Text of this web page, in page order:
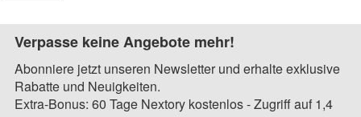
Verpasse keine Angebote mehr!
Abonniere jetzt unseren Newsletter und erhalte exklusive
Rabatte und Neuigkeiten.
Extra-Bonus: 60 Tage Nextory kostenlos - Zugriff auf 1,4